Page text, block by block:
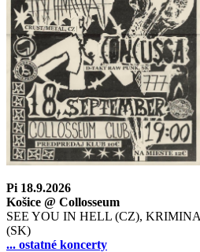
Pi 18.9.2026
Košice @ Collosseum
SEE YOU IN HELL (CZ),
(SK)
... ostatné koncerty